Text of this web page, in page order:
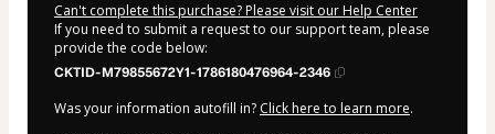
Can't complete this purchase? Please visit our Help Center
If you need to submit a request to our support team, please
provide the code below:
CKTID-M79855672Y1-1786180476964-2346
Was your information autofill in? Click here to learn more.